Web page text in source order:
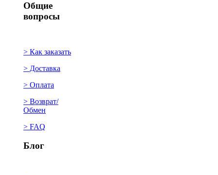
Общие
вопросы
> Как заказать
> Доставка
> Оплата
> Возврат/
Обмен
> FAQ
Блог